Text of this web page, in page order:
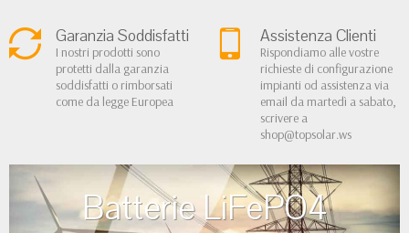
Garanzia Soddisfatti
I nostri prodotti sono
protetti dalla garanzia
soddisfatti o rimborsati
come da legge Europea
Assistenza Clienti
Rispondiamo alle vostre
richieste di configurazione
impianti od assistenza via
email da martedì a sabato,
scrivere a
shop@topsolar.ws
Batterie LiFePO4